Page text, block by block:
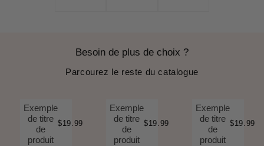
Besoin de plus de choix ?
Parcourez le reste du catalogue
Exemple
de titre
de
produit
$19.99
Exemple
de titre
de
produit
$19.99
Exemple
de titre
de
produit
$19.99